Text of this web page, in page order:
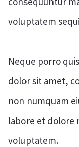
voluptatem
Neque porro
dolor sit amet,
non numquam
labore et dolore
voluptatem.